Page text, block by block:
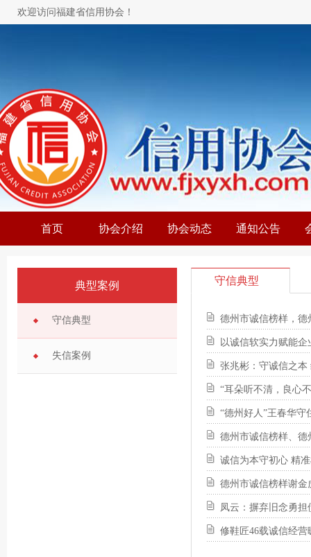
欢迎访问福建省信用协会！
首页 协会介绍 协会动态 通知公告
典型案例
守信典型
失信案例
守信典型
德州市诚信榜样，
以诚信软实力赋能企
张兆彬：守诚信之本
“耳朵听不清，良心
“德州好人”王春华
德州市诚信榜样、
诚信为本守初心 精
德州市诚信榜样谢金
凤云：摒弃旧念勇
修鞋匠46载诚信经营